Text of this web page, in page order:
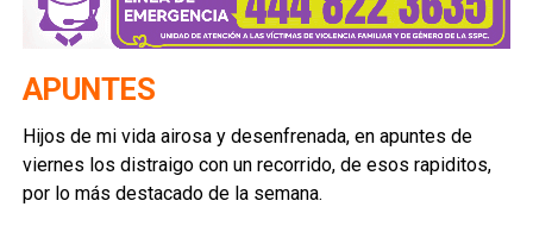
APUNTES
Hijos de mi vida airosa y desenfrenada, en apuntes de
viernes los distraigo con un recorrido, de esos rapiditos,
por lo más destacado de la semana.